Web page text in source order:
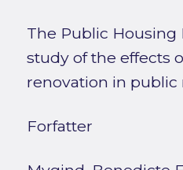
The Public Housing
study of the effects
renovation in public
Forfatter